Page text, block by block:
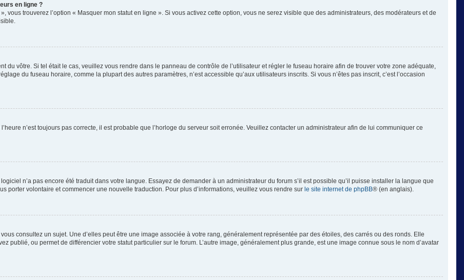
en ligne ?
vous trouverez l’option « Masquer mon statut en ligne ». Si vous activez cette option, vous ne serez visible que des administrateurs, des modérateurs et de
du vôtre. Si tel était le cas, veuillez vous rendre dans le panneau de contrôle de l’utilisateur et régler le fuseau horaire afin de trouver votre zone adéquate,
du fuseau horaire, comme la plupart des autres paramètres, n’est accessible qu’aux utilisateurs inscrits. Si vous n’êtes pas inscrit, c’est l’occasion
n’est toujours pas correcte, il est probable que l’horloge du serveur soit erronée. Veuillez contacter un administrateur afin de lui communiquer ce
n’a pas encore été traduit dans votre langue. Essayez de demander à un administrateur du forum s’il est possible qu’il puisse installer la langue que
porter volontaire et commencer une nouvelle traduction. Pour plus d’informations, veuillez vous rendre sur le site internet de phpBB® (en anglais).
consultez un sujet. Une d’elles peut être une image associée à votre rang, généralement représentée par des étoiles, des carrés ou des ronds. Elle
publié, ou permet de différencier votre statut particulier sur le forum. L’autre image, généralement plus grande, est une image connue sous le nom d’avatar